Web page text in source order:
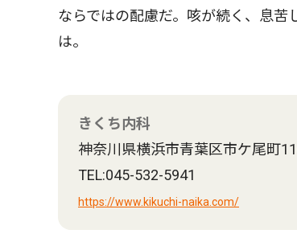
ならではの配慮だ。咳が続く、息
は。
きくち内科
神奈川県横浜市青葉区市ケ尾町
TEL:045-532-5941
https://www.kikuchi-naika.com/